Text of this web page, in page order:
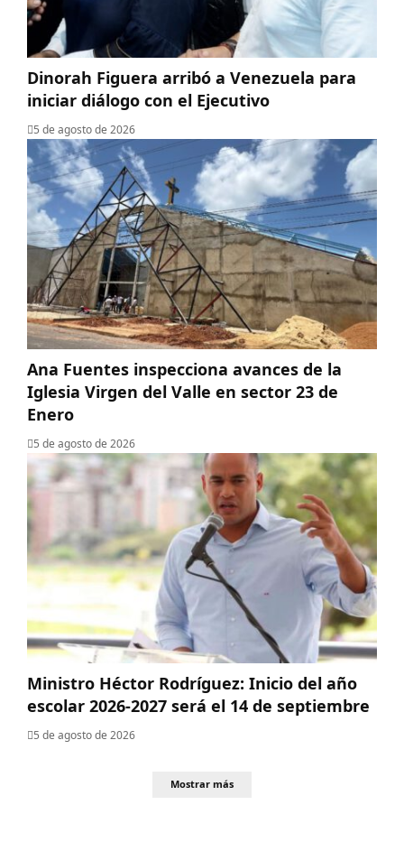
Dinorah Figuera arribó a Venezuela para
iniciar diálogo con el Ejecutivo
5 de agosto de 2026
Ana Fuentes inspecciona avances de la
Iglesia Virgen del Valle en sector 23 de
Enero
5 de agosto de 2026
Ministro Héctor Rodríguez: Inicio del año
escolar 2026-2027 será el 14 de septiembre
5 de agosto de 2026
Mostrar más